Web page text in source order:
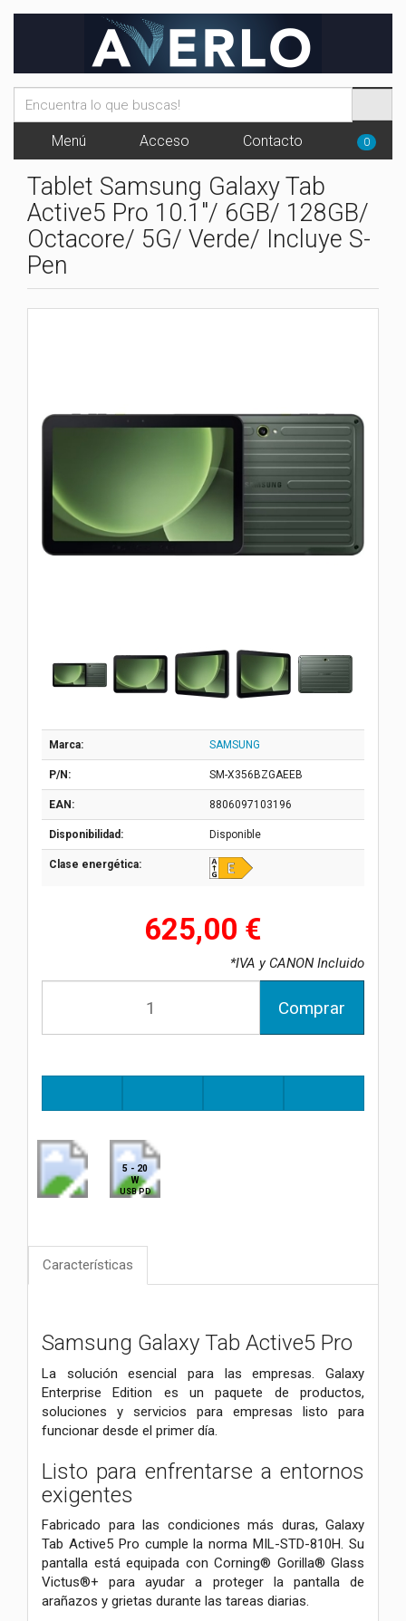
Menú Acceso Contacto 0
Tablet Samsung Galaxy Tab
Active5 Pro 10.1"/ 6GB/ 128GB/
Octacore/ 5G/ Verde/ Incluye S-
Pen
Marca: SAMSUNG
P/N: SM-X356BZGAEEB
EAN: 8806097103196
Disponibilidad: Disponible
Clase energética:
625,00 €
*IVA y CANON Incluido
Comprar
5 - 20
W
USB PD
Características
Samsung Galaxy Tab Active5 Pro
La solución esencial para las empresas. Galaxy
Enterprise Edition es un paquete de productos,
soluciones y servicios para empresas listo para
funcionar desde el primer día.
Listo para enfrentarse a entornos
exigentes
Fabricado para las condiciones más duras, Galaxy
Tab Active5 Pro cumple la norma MIL-STD-810H. Su
pantalla está equipada con Corning® Gorilla® Glass
Victus®+ para ayudar a proteger la pantalla de
arañazos y grietas durante las tareas diarias.